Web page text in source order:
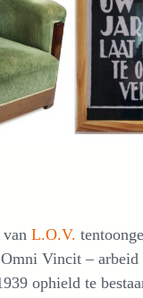
L.O.V.
Vincit –
ophield te